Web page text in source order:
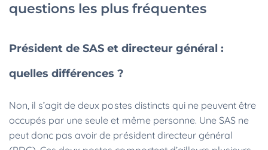
questions les plus fréquentes
Président de SAS et directeur général :
quelles différences ?
Non, il s’agit de deux postes distincts qui ne peuvent être
occupés par une seule et même personne. Une SAS ne
peut donc pas avoir de président directeur général